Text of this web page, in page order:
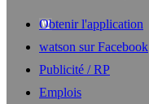
Obtenir l'application
watson sur Facebook
Publicité / RP
Emplois